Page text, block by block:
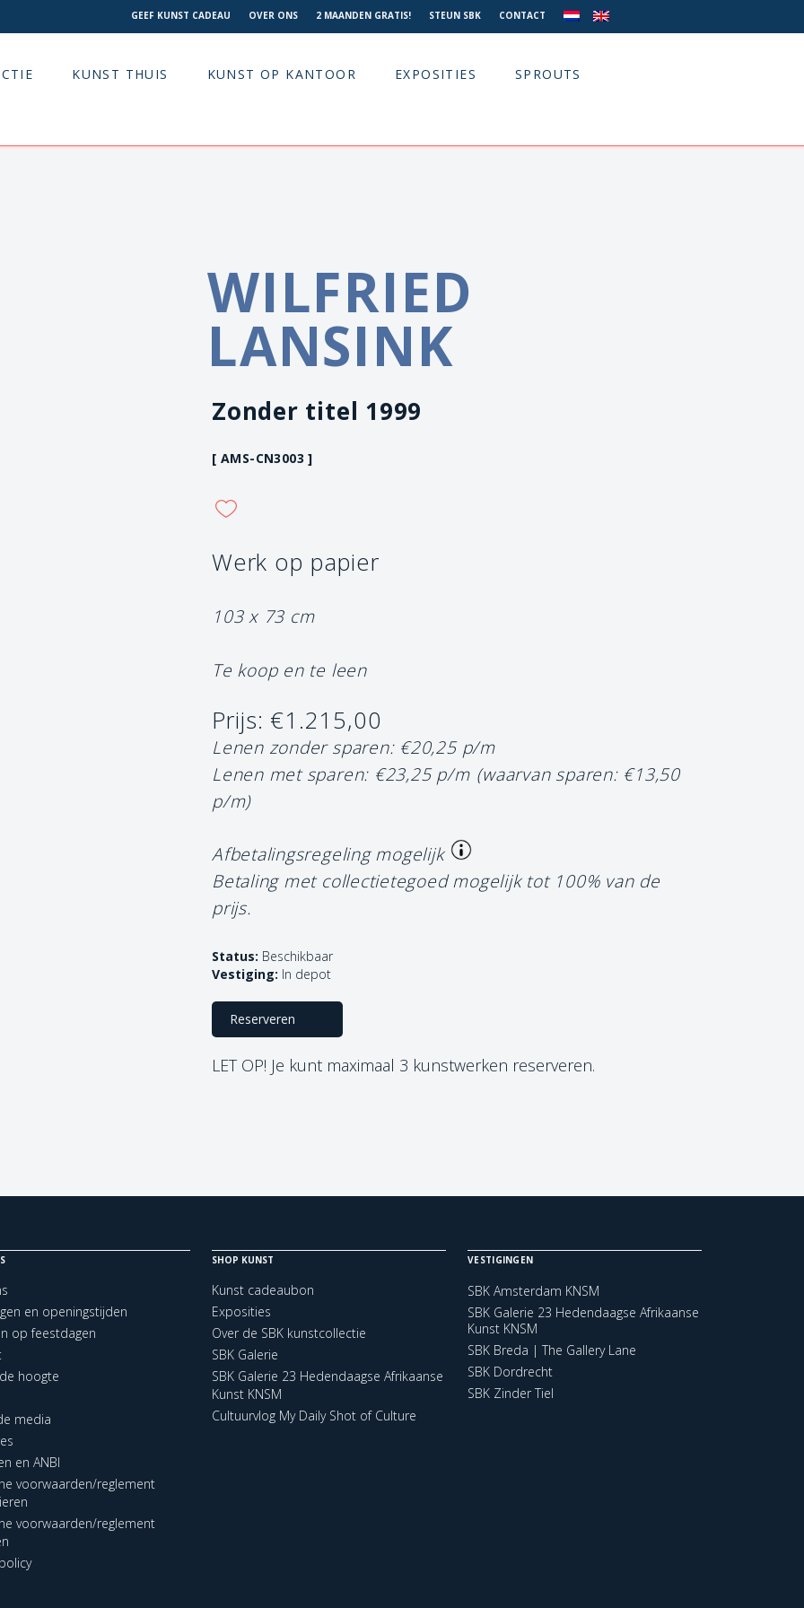
GEEF KUNST CADEAU OVER ONS 2 MAANDEN GRATIS! STEUN SBK CONTACT
KUNST THUIS KUNST OP KANTOOR EXPOSITIES SPROUTS
WILFRIED
LANSINK
Zonder titel 1999
[ AMS-CN3003 ]
Werk op papier
103 x 73 cm
Te koop en te leen
Prijs: €1.215,00
Lenen zonder sparen: €20,25 p/m
Lenen met sparen: €23,25 p/m (waarvan sparen: €13,50
p/m)
Afbetalingsregeling mogelijk
Betaling met collectietegoed mogelijk tot 100% van de
prijs.
Status: Beschikbaar
Vestiging: In depot
Reserveren
LET OP! Je kunt maximaal 3 kunstwerken reserveren.
en openingstijden
op feestdagen
hoogte
media
en ANBI
voorwaarden/reglement
voorwaarden/reglement
SHOP KUNST
Kunst cadeaubon
Exposities
Over de SBK kunstcollectie
SBK Galerie
SBK Galerie 23 Hedendaagse Afrikaanse
Kunst KNSM
Cultuurvlog My Daily Shot of Culture
VESTIGINGEN
SBK Amsterdam KNSM
SBK Galerie 23 Hedendaagse Afrikaanse
Kunst KNSM
SBK Breda | The Gallery Lane
SBK Dordrecht
SBK Zinder Tiel